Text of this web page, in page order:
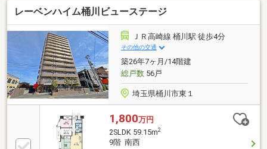
レーベンハイム桶川ビューステージ
ＪＲ高崎線 桶川駅 徒歩4分
その他の交通
築26年7ヶ月/14階建
総戸数56戸
埼玉県桶川市東１
1,800万円
2SLDK 59.15m2
9階 南西